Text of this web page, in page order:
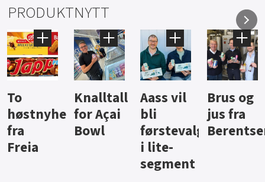
PRODUKTNYTT
Knalltall
for Açai
Bowl
Aass vil
bli
førstevalg
Brus og
jus fra
Berentsen
Hard
iste fra
Hansa